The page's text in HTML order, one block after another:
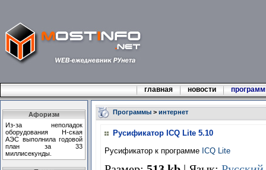
главная новости
Афоризм
Из-за неполадок
оборудования H-ская
АЭС выполнила годовой
план за 33
миллисекунды.
Программы> интернет
Русификатор ICQ Lite 5.10
Русификатор к программе ICQ Lite